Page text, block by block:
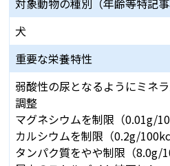
犬
重要な栄養特性
弱酸性の尿となるようにミネ
調整
マグネシウムを制限（0.01g/
カルシウムを制限（0.2g/
タンパク質をやや制限（8.0g/